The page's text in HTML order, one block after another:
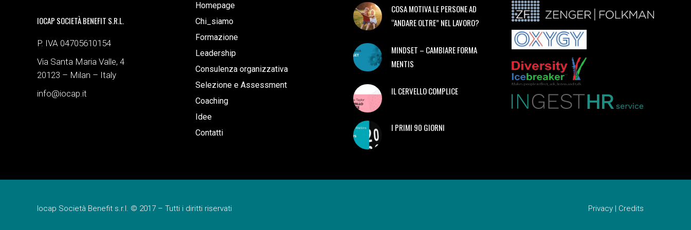
IOCAP SOCIETÀ BENEFIT S.R.L.
P. IVA 04705610154
Via Santa Maria Valle, 4
20123 – Milan – Italy
info@iocap.it
Homepage
Chi_siamo
Formazione
Leadership
Consulenza organizzativa
Selezione e Assessment
Coaching
Idee
Contatti
COSA MOTIVA LE PERSONE AD
“ANDARE OLTRE” NEL LAVORO?
MINDSET – CAMBIARE FORMA
MENTIS
IL CERVELLO COMPLICE
I PRIMI 90 GIORNI
Iocap Società Benefit s.r.l. © 2017 – Tutti i diritti riservati Privacy | Credits